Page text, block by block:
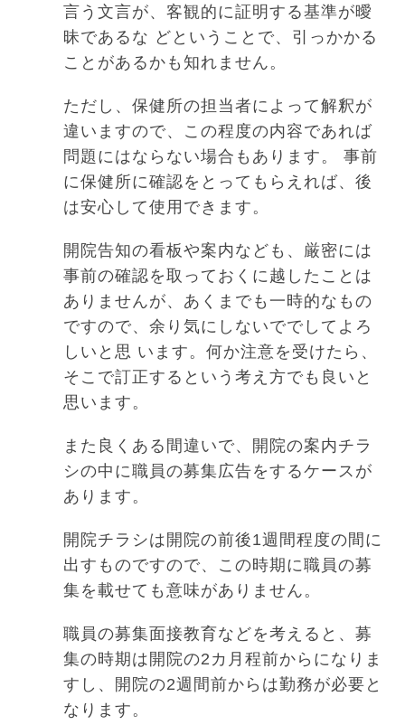
言う文言が、客観的に証明する基準が曖
昧であるな どということで、引っかかる
ことがあるかも知れません。
ただし、保健所の担当者によって解釈が
違いますので、この程度の内容であれば
問題にはならない場合もあります。 事前
に保健所に確認をとってもらえれば、後
は安心して使用できます。
開院告知の看板や案内なども、厳密には
事前の確認を取っておくに越したことは
ありませんが、あくまでも一時的なもの
ですので、余り気にしないででしてよろ
しいと思 います。何か注意を受けたら、
そこで訂正するという考え方でも良いと
思います。
また良くある間違いで、開院の案内チラ
シの中に職員の募集広告をするケースが
あります。
開院チラシは開院の前後1週間程度の間に
出すものですので、この時期に職員の募
集を載せても意味がありません。
職員の募集面接教育などを考えると、募
集の時期は開院の2カ月程前からになりま
すし、開院の2週間前からは勤務が必要と
なります。